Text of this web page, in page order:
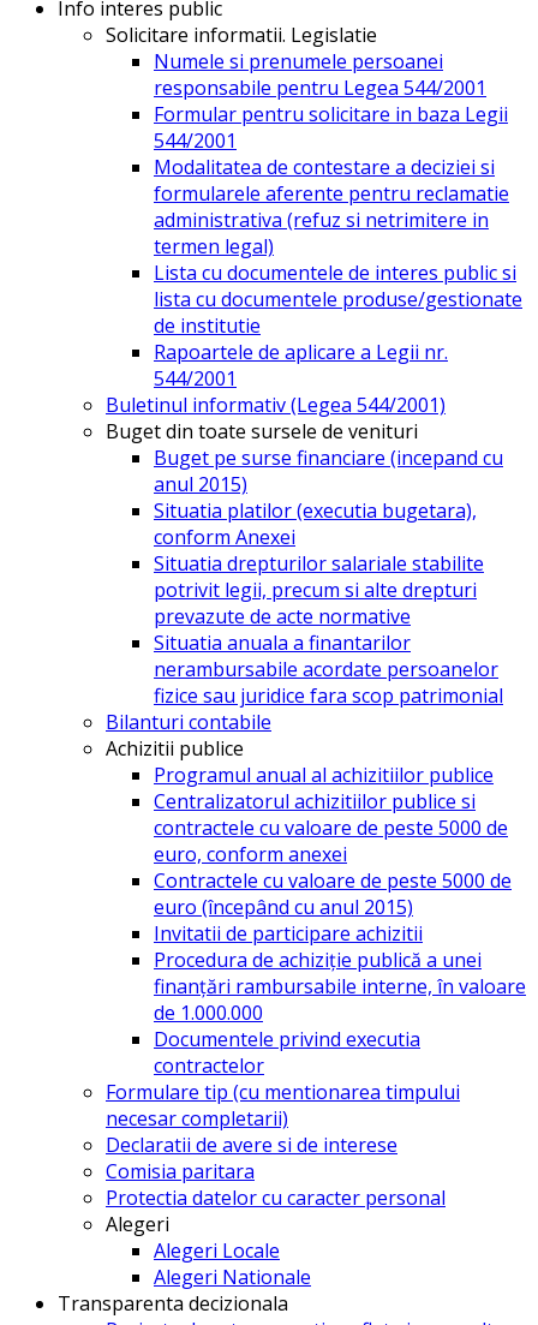
Info interes public
Solicitare informatii. Legislatie
Numele si prenumele persoanei
responsabile pentru Legea 544/2001
Formular pentru solicitare in baza Legii
544/2001
Modalitatea de contestare a deciziei si
formularele aferente pentru reclamatie
administrativa (refuz si netrimitere in
termen legal)
Lista cu documentele de interes public si
lista cu documentele produse/gestionate
de institutie
Rapoartele de aplicare a Legii nr.
544/2001
Buletinul informativ (Legea 544/2001)
Buget din toate sursele de venituri
Buget pe surse financiare (incepand cu
anul 2015)
Situatia platilor (executia bugetara),
conform Anexei
Situatia drepturilor salariale stabilite
potrivit legii, precum si alte drepturi
prevazute de acte normative
Situatia anuala a finantarilor
nerambursabile acordate persoanelor
fizice sau juridice fara scop patrimonial
Bilanturi contabile
Achizitii publice
Programul anual al achizitiilor publice
Centralizatorul achizitiilor publice si
contractele cu valoare de peste 5000 de
euro, conform anexei
Contractele cu valoare de peste 5000 de
euro (începând cu anul 2015)
Invitatii de participare achizitii
Procedura de achiziție publică a unei
finanțări rambursabile interne, în valoare
de 1.000.000
Documentele privind executia
contractelor
Formulare tip (cu mentionarea timpului
necesar completarii)
Declaratii de avere si de interese
Comisia paritara
Protectia datelor cu caracter personal
Alegeri
Alegeri Locale
Alegeri Nationale
Transparenta decizionala